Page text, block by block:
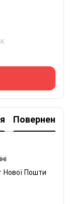
Повернення
Нової Пошти